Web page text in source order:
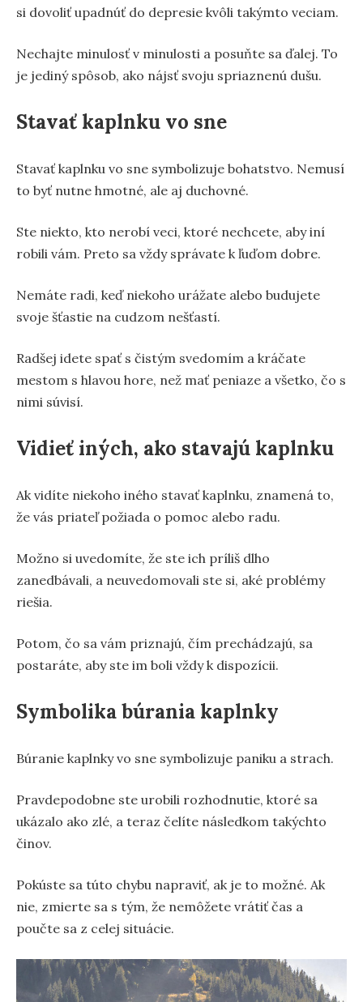
si dovoliť upadnúť do depresie kvôli takýmto veciam.
Nechajte minulosť v minulosti a posuňte sa ďalej. To
je jediný spôsob, ako nájsť svoju spriaznenú dušu.
Stavať kaplnku vo sne
Stavať kaplnku vo sne symbolizuje bohatstvo. Nemusí
to byť nutne hmotné, ale aj duchovné.
Ste niekto, kto nerobí veci, ktoré nechcete, aby iní
robili vám. Preto sa vždy správate k ľuďom dobre.
Nemáte radi, keď niekoho urážate alebo budujete
svoje šťastie na cudzom nešťastí.
Radšej idete spať s čistým svedomím a kráčate
mestom s hlavou hore, než mať peniaze a všetko, čo s
nimi súvisí.
Vidieť iných, ako stavajú kaplnku
Ak vidíte niekoho iného stavať kaplnku, znamená to,
že vás priateľ požiada o pomoc alebo radu.
Možno si uvedomíte, že ste ich príliš dlho
zanedbávali, a neuvedomovali ste si, aké problémy
riešia.
Potom, čo sa vám priznajú, čím prechádzajú, sa
postaráte, aby ste im boli vždy k dispozícii.
Symbolika búrania kaplnky
Búranie kaplnky vo sne symbolizuje paniku a strach.
Pravdepodobne ste urobili rozhodnutie, ktoré sa
ukázalo ako zlé, a teraz čelíte následkom takýchto
činov.
Pokúste sa túto chybu napraviť, ak je to možné. Ak
nie, zmierte sa s tým, že nemôžete vrátiť čas a
poučte sa z celej situácie.